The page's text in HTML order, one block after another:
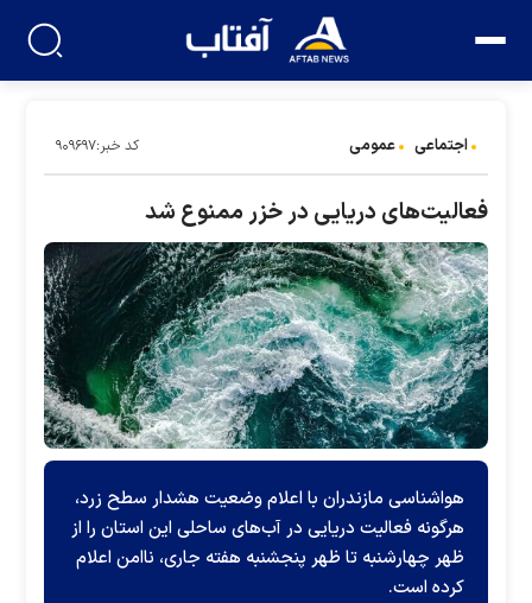
اجتماعی عمومی کد خبر:۹۰۹۶۹۷
فعالیت‌های دریایی در خزر ممنوع شد
هواشناسی مازندران با اعلام وضعیت هشدار سطح زرد،
هرگونه فعالیت دریایی در آب‌های ساحلی این استان را از
ظهر چهارشنبه تا ظهر پنجشنبه هفته جاری، ناامن اعلام
کرده است.